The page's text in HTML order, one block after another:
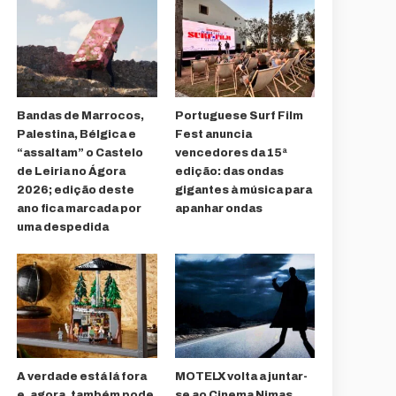
Bandas de Marrocos,
Palestina, Bélgica e
“assaltam” o Castelo
de Leiria no Ágora
2026; edição deste
ano fica marcada por
uma despedida
Portuguese Surf Film
Fest anuncia
vencedores da 15ª
edição: das ondas
gigantes à música para
apanhar ondas
A verdade está lá fora
MOTELX volta a juntar-